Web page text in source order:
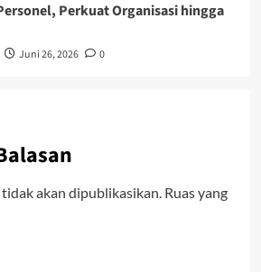
Perkuat Organisasi hingga
Juni 26, 2026 0
akan dipublikasikan. Ruas yang